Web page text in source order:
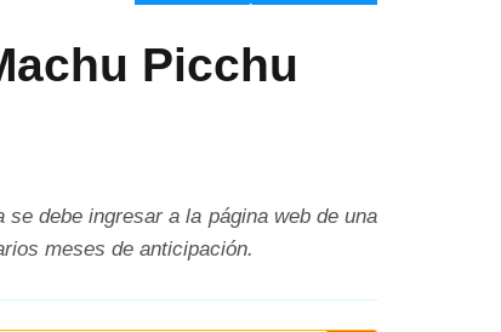
Picchu
debe ingresar a la página web de una
meses de anticipación.